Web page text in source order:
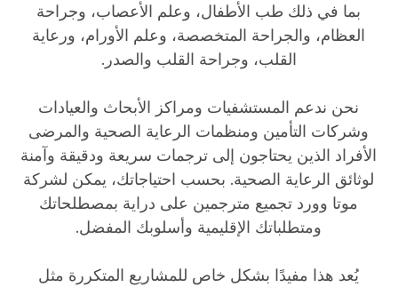
بما في ذلك طب الأطفال، وعلم الأعصاب، وجراحة
العظام، والجراحة المتخصصة، وعلم الأورام، ورعاية
القلب، وجراحة القلب والصدر.
نحن ندعم المستشفيات ومراكز الأبحاث والعيادات
وشركات التأمين ومنظمات الرعاية الصحية والمرضى
الأفراد الذين يحتاجون إلى ترجمات سريعة ودقيقة وآمنة
لوثائق الرعاية الصحية. بحسب احتياجاتك، يمكن لشركة
موتا وورد تجميع مترجمين على دراية بمصطلحاتك
ومتطلباتك الإقليمية وأسلوبك المفضل.
يُعد هذا مفيدًا بشكل خاص للمشاريع المتكررة مثل